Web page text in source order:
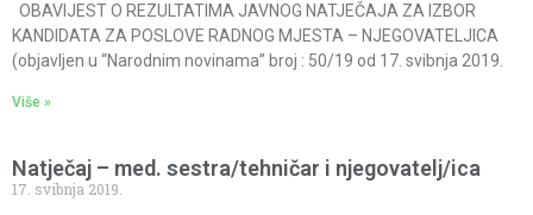
OBAVIJEST O REZULTATIMA JAVNOG NATJEČAJA ZA IZBOR
KANDIDATA ZA POSLOVE RADNOG MJESTA – NJEGOVATELJICA
(objavljen u “Narodnim novinama” broj : 50/19 od 17. svibnja 2019.
Više »
Natječaj – med. sestra/tehničar i njegovatelj/ica
17. svibnja 2019.